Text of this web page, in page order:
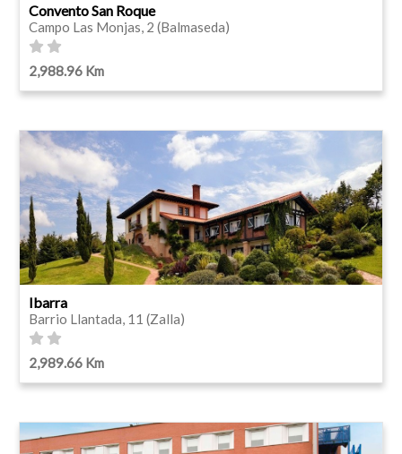
Convento San Roque
Campo Las Monjas, 2 (Balmaseda)
2,988.96 Km
Ibarra
Barrio Llantada, 11 (Zalla)
2,989.66 Km